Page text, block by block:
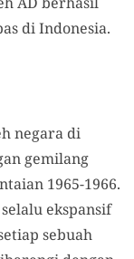
di Indonesia.
negara di
gemilang
1965-1966.
ekspansif
sebuah